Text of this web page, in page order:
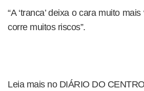
“A ‘tranca’ deixa o cara muito
corre muitos riscos”.
Leia mais no DIÁRIO DO